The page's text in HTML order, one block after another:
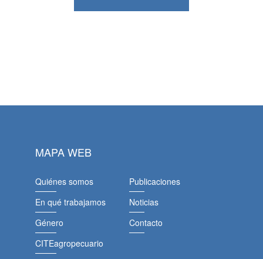
MAPA WEB
Quiénes somos
En qué trabajamos
Género
CITEagropecuario
Publicaciones
Noticias
Contacto